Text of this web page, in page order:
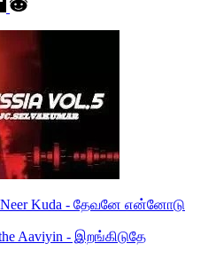
Neer Kuda - தேவனே என்னோடு
Aaviyin - இறங்கிடுதே